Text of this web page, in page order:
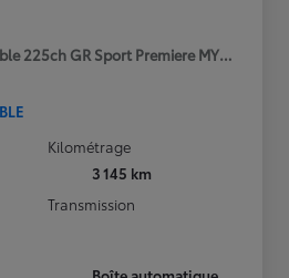
225ch GR Sport Premiere MY25
Kilométrage
3 145 km
Transmission